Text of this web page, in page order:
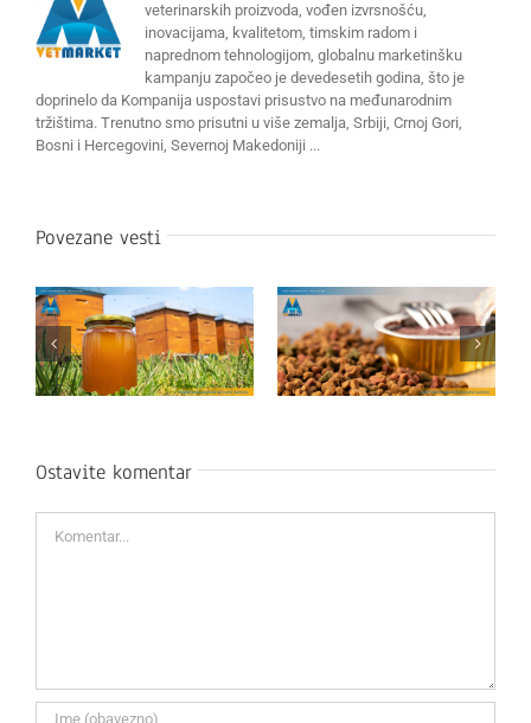
veterinarskih proizvoda, vođen izvrsnošću,
inovacijama, kvalitetom, timskim radom i
naprednom tehnologijom, globalnu marketinšku
kampanju započeo je devedesetih godina, što je
doprinelo da Kompanija uspostavi prisustvo na međunarodnim
tržištima. Trenutno smo prisutni u više zemalja, Srbiji, Crnoj Gori,
Bosni i Hercegovini, Severnoj Makedoniji ...
Povezane vesti
Ostavite komentar